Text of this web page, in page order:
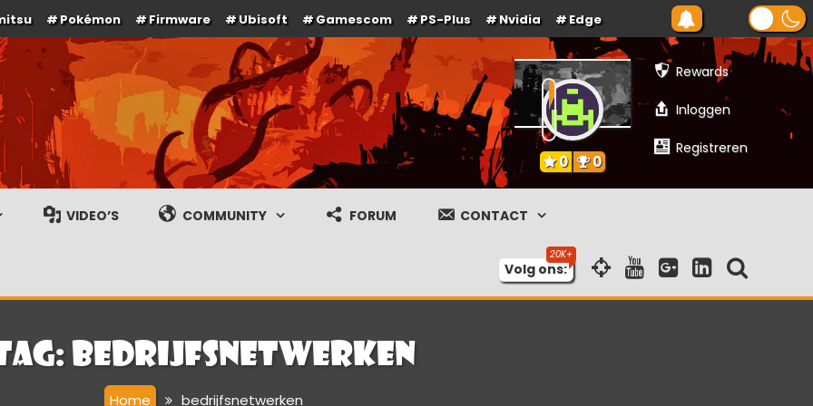
Pokémon Firmware Ubisoft Gamescom PS-Plus Nvidia Edge
gameplay streams
Rewards
Inloggen
Registreren
0 0
VIDEO’S COMMUNITY FORUM CONTACT
Volg ons:
bedrijfsnetwerken
Home bedrijfsnetwerken